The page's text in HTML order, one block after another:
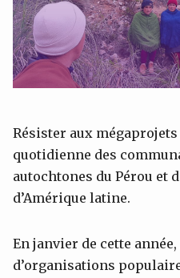
Résister aux
quotidienne des
autochtones du Pérou et
d’Amérique latine.
En janvier de cette
d’organisations